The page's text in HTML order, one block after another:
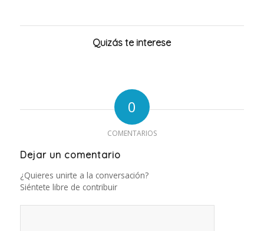
Quizás te interese
0
COMENTARIOS
Dejar un comentario
¿Quieres unirte a la conversación?
Siéntete libre de contribuir